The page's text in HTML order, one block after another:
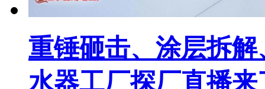
重锤砸击、涂层拆
水器工厂探厂直播来